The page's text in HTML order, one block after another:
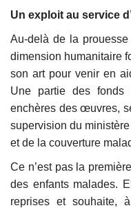
Un exploit au service
Au-delà de la
dimension humanitaire
son art pour venir en
Une partie des
enchères des œuvres,
supervision du
et de la couverture
Ce n’est pas la
des enfants malades.
reprises et souhaite,